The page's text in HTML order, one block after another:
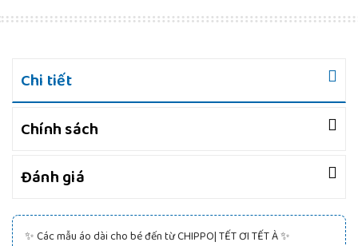
Chi tiết
Chính sách
Đánh giá
✨ Các mẫu áo dài cho bé đến từ CHIPPO| TẾT ƠI TẾT À ✨